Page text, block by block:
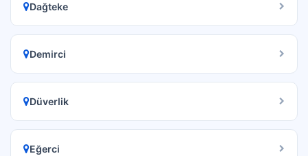
Dağteke
Demirci
Düverlik
Eğerci